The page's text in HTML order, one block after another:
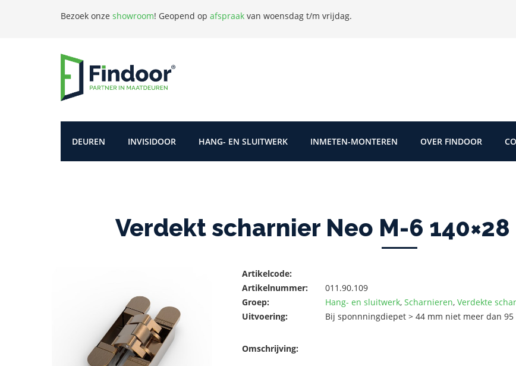
Bezoek onze showroom! Geopend op afspraak van woensdag t/m vrijdag.
DEUREN INVISIDOOR HANG- EN SLUITWERK INMETEN-MONTEREN OVER FINDOOR
Verdekt scharnier Neo M-6
Artikelcode:
Artikelnummer:
011.90.109
Groep:
Hang- en sluitwerk, Scharnieren, Verdekte
Uitvoering:
Bij sponnningdiepet > 44 mm niet meer dan
Omschrijving: